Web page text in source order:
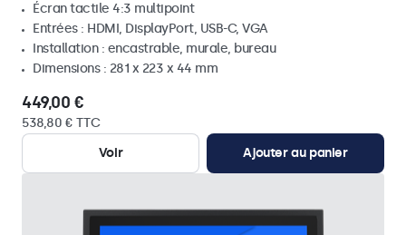
Écran tactile 4:3 multipoint
Entrées : HDMI, DisplayPort, USB-C, VGA
Installation : encastrable, murale, bureau
Dimensions : 281 x 223 x 44 mm
449,00 €
538,80 € TTC
Voir
Ajouter au panier